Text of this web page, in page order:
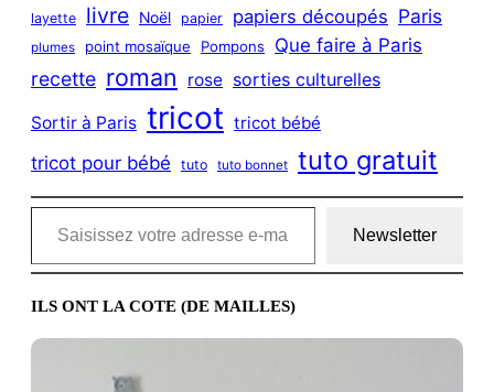
layette livre Noël papier papiers découpés Paris
plumes point mosaïque Pompons Que faire à Paris
recette roman rose sorties culturelles
Sortir à Paris tricot tricot bébé
tricot pour bébé tuto tuto bonnet tuto gratuit
Saisissez votre adresse e-mail…
Newsletter
ILS ONT LA COTE (DE MAILLES)